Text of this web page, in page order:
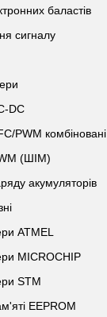
баластів
сигналу
DC
PWM комбіновані
(ШІМ)
акумуляторів
ATMEL
MICROCHIP
STM
EEPROM